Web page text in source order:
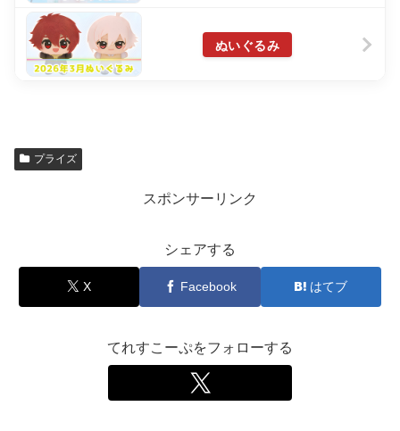
ぬいぐるみ
プライズ
スポンサーリンク
シェアする
X Facebook はてブ
てれすこーぷをフォローする